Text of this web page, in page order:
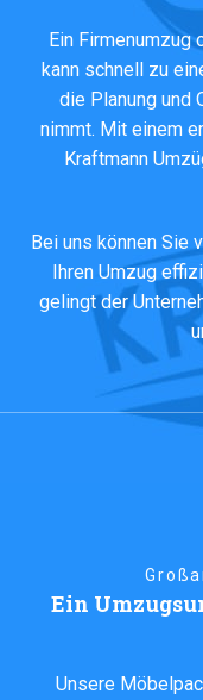
Ein Firmenumzug
kann schnell zu
die Planung und
nimmt. Mit einem
Kraftmann
Bei uns können Sie
Ihren Umzug
gelingt der
Ein
Unsere